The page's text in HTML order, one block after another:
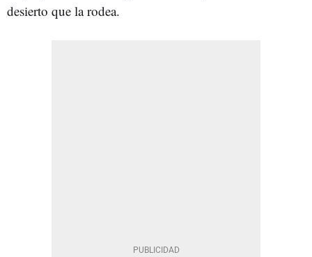
desierto que la rodea.